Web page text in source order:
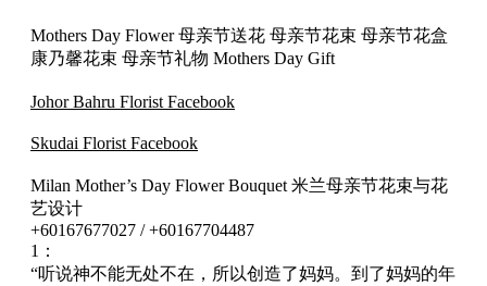
Mothers Day Flower 母亲节送花 母亲节花束 母亲节花盒
康乃馨花束 母亲节礼物 Mothers Day Gift
Johor Bahru Florist Facebook
Skudai Florist Facebook
Milan Mother’s Day Flower Bouquet 米兰母亲节花束与花
艺设计
+60167677027 / +60167704487
1：
“听说神不能无处不在，所以创造了妈妈。到了妈妈的年